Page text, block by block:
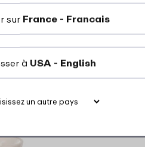
sur France - Francais
à USA - English